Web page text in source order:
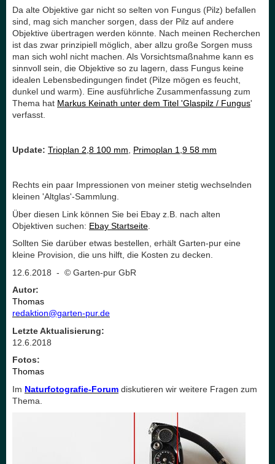
Da alte Objektive gar nicht so selten von Fungus (Pilz) befallen
sind, mag sich mancher sorgen, dass der Pilz auf andere
Objektive übertragen werden könnte. Nach meinen Recherchen
ist das zwar prinzipiell möglich, aber allzu große Sorgen muss
man sich wohl nicht machen. Als Vorsichtsmaßnahme kann es
sinnvoll sein, die Objektive so zu lagern, dass Fungus keine
idealen Lebensbedingungen findet (Pilze mögen es feucht,
dunkel und warm). Eine ausführliche Zusammenfassung zum
Thema hat Markus Keinath unter dem Titel 'Glaspilz / Fungus'
verfasst.
Update: Trioplan 2,8 100 mm Primoplan 1,9 58 mm
Rechts ein paar Impressionen von meiner stetig wechselnden
kleinen 'Altglas'-Sammlung.
Über diesen Link können Sie bei Ebay z.B. nach alten
Objektiven suchen: Ebay Startseite
Sollten Sie darüber etwas bestellen, erhält Garten-pur eine
kleine Provision, die uns hilft, die Kosten zu decken.
12.6.2018 - © Garten-pur GbR
Autor:
Thomas
redaktion@garten-pur.de
Letzte Aktualisierung:
12.6.2018
Fotos:
Thomas
Im Naturfotografie-Forum diskutieren wir weitere Fragen zum
Thema.